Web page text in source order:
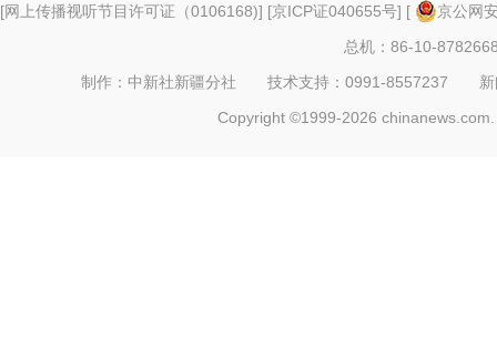
[网上传播视听节目许可证（0106168)] [京ICP证040655号] [
京公网
总机：86-10-
制作：中新社新疆分社 技术支持：0991-8557237
Copyright ©1999-2026